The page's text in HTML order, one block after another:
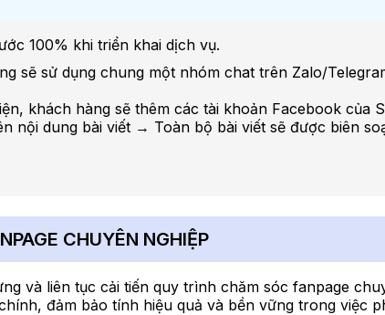
100% khi triển khai dịch vụ.
sẽ sử dụng chung một nhóm chat trên Zalo/
khách hàng sẽ thêm các tài khoản Facebook của
nội dung bài viết → Toàn bộ bài viết sẽ được biên
CHUYÊN NGHIỆP
và liên tục cải tiến quy trình chăm sóc fanpage
đảm bảo tính hiệu quả và bền vững trong việc